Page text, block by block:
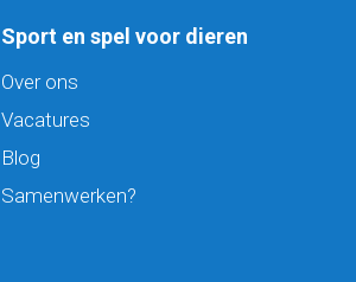
Sport en spel voor dieren
Over ons
Vacatures
Blog
Samenwerken?